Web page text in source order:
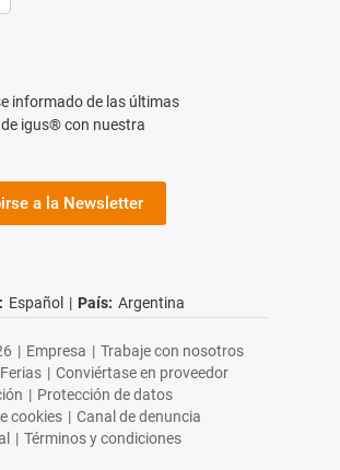
informado de las últimas
igus® con nuestra
a la Newsletter
Español | País: Argentina
| Empresa | Trabaje con nosotros
Ferias | Conviértase en proveedor
| Protección de datos
cookies | Canal de denuncia
| Términos y condiciones